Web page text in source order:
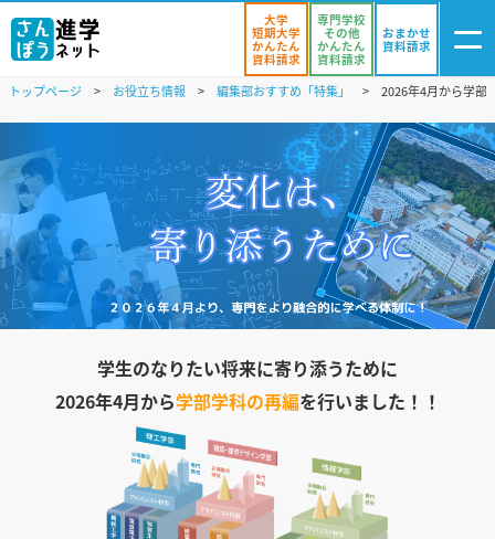
気になる 資料リスト
学校を探す
オープンキャンパスを探す
進学イベント
入試・受験入門
お役立ち情報
大学
短期大学
かんたん
資料請求
専門学校
その他
かんたん
資料請求
おまかせ
資料請求
トップページ お役立ち情報 編集部おすすめ「特集」 2026年4月から学部
学生のなりたい将来に寄り添うために
2026年4月から学部学科の再編を行いました！！